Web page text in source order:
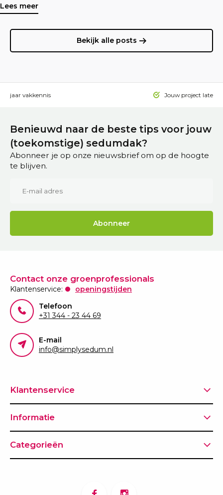
Lees meer
Bekijk alle posts
15 jaar vakkennis Jouw project laten
Benieuwd naar de beste tips voor jouw
(toekomstige) sedumdak?
Abonneer je op onze nieuwsbrief om op de hoogte
te blijven.
Abonneer
Contact onze groenprofessionals
Klantenservice:
openingstijden
Telefoon
+31 344 - 23 44 69
E-mail
info@simplysedum.nl
Klantenservice
Informatie
Categorieën